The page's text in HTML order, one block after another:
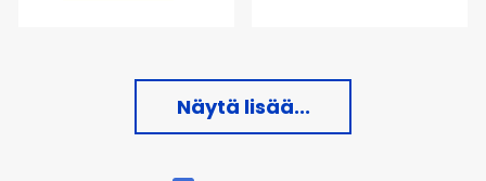
Näytä lisää...